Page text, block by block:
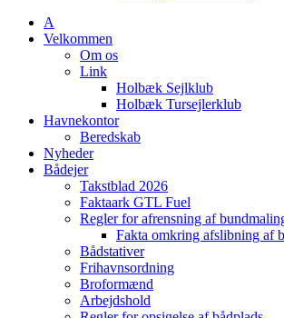
A
Velkommen
Om os
Link
Holbæk Sejlklub
Holbæk Tursejlerklub
Havnekontor
Beredskab
Nyheder
Bådejer
Takstblad 2026
Faktaark GTL Fuel
Regler for afrensning af
Fakta omkring afslibning af
Bådstativer
Frihavnsordning
Broformænd
Arbejdshold